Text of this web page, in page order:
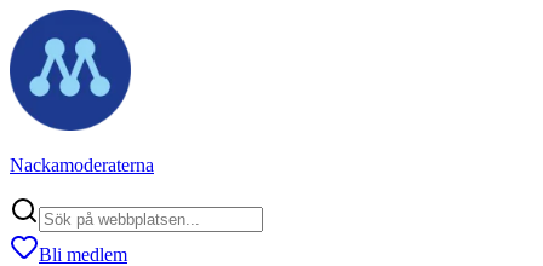
Nackamoderaterna
Bli medlem